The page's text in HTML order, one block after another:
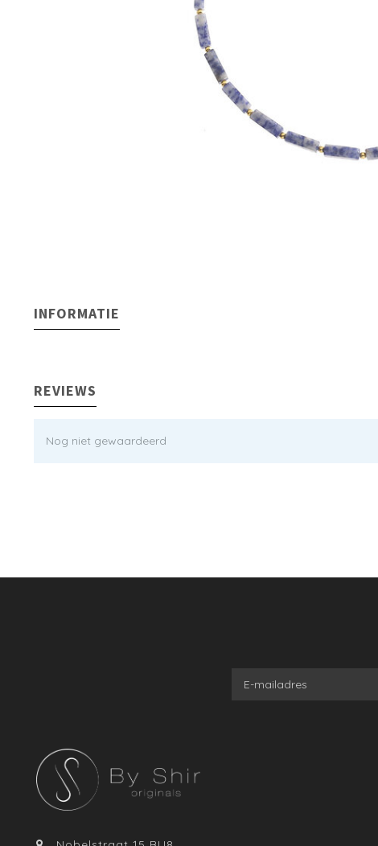
INFORMATIE
REVIEWS
Nog niet gewaardeerd